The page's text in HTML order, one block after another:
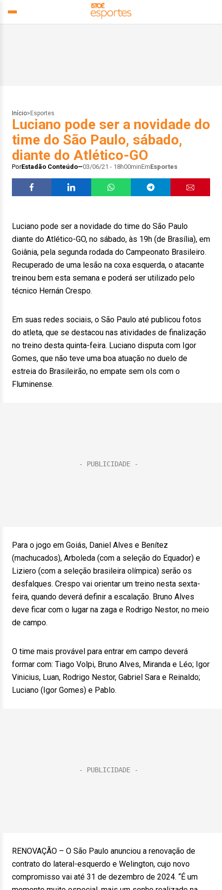
Início> Esportes
Luciano pode ser a novidade do
time do São Paulo, sábado,
diante do Atlético-GO
PorEstadão Conteúdo 03/06/21 - 18h00minEmEsportes
Luciano pode ser a novidade do time do São Paulo
diante do Atlético-GO, no sábado, às 19h (de Brasília), em
Goiânia, pela segunda rodada do Campeonato Brasileiro.
Recuperado de uma lesão na coxa esquerda, o atacante
treinou bem esta semana e poderá ser utilizado pelo
técnico Hernán Crespo.
Em suas redes sociais, o São Paulo até publicou fotos
do atleta, que se destacou nas atividades de finalização
no treino desta quinta-feira. Luciano disputa com Igor
Gomes, que não teve uma boa atuação no duelo de
estreia do Brasileirão, no empate sem ols com o
Fluminense.
Para o jogo em Goiás, Daniel Alves e Benítez
(machucados), Arboleda (com a seleção do Equador) e
Liziero (com a seleção brasileira olímpica) serão os
desfalques. Crespo vai orientar um treino nesta sexta-
feira, quando deverá definir a escalação. Bruno Alves
deve ficar com o lugar na zaga e Rodrigo Nestor, no meio
de campo.
O time mais provável para entrar em campo deverá
formar com: Tiago Volpi, Bruno Alves, Miranda e Léo; Igor
Vinicius, Luan, Rodrigo Nestor, Gabriel Sara e Reinaldo;
Luciano (Igor Gomes) e Pablo.
RENOVAÇÃO – O São Paulo anunciou a renovação de
contrato do lateral-esquerdo e Welington, cujo novo
compromisso vai até 31 de dezembro de 2024. “É um